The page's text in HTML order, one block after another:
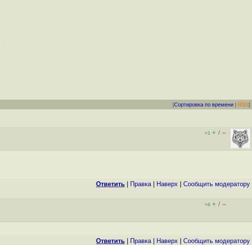
[Сортировка по времени | RSS]
+1 + / –
Ответить Правка| Наверх Cообщить модератору
+6 + / –
Ответить Правка| Наверх Cообщить модератору